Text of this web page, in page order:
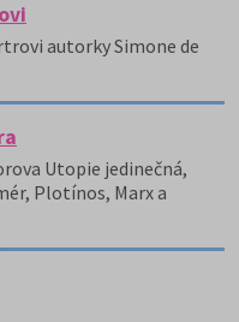
autorky Simone de
Utopie jedinečná,
Plotínos, Marx a